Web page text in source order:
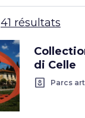
41 résultats
di Celle
yard Parcs